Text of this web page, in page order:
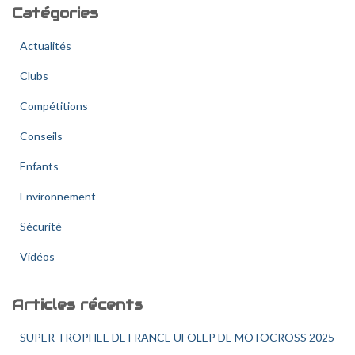
rCatégories
Actualités
Clubs
Compétitions
Conseils
Enfants
Environnement
Sécurité
Vidéos
Articles récents
SUPER TROPHEE DE FRANCE UFOLEP DE MOTOCROSS 2025